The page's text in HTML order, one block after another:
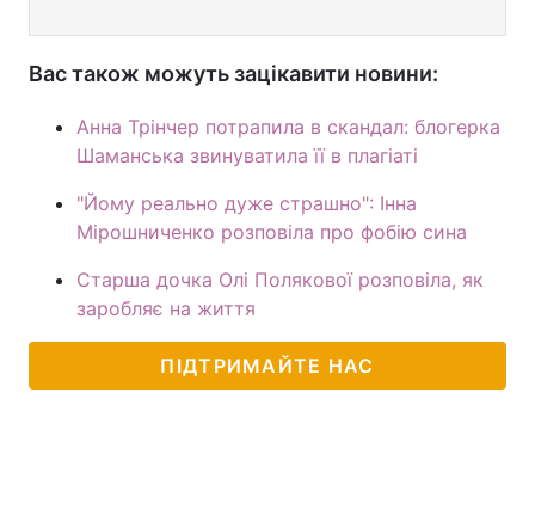
Вас також можуть зацікавити новини:
Анна Трінчер потрапила в скандал: блогерка
Шаманська звинуватила її в плагіаті
"Йому реально дуже страшно": Інна
Мірошниченко розповіла про фобію сина
Старша дочка Олі Полякової розповіла, як
заробляє на життя
ПІДТРИМАЙТЕ НАС